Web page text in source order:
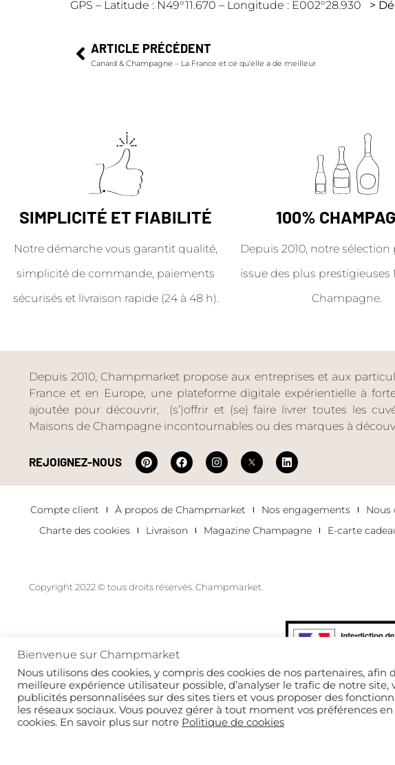
GPS – Latitude : N49°11.670 – Longitude : E002°28.930 >
ARTICLE PRÉCÉDENT
Canard & Champagne – La France et ce qu’elle a de meilleur
SIMPLICITÉ ET FIABILITÉ
Notre démarche vous garantit qualité,
simplicité de commande, paiements
sécurisés et livraison rapide (24 à 48 h).
100%
Depuis 2010, notre
issue des plus prestigieuses
Champagne.
Depuis 2010, Champmarket propose aux entreprises et aux
France et en Europe, une plateforme digitale expérientielle à
ajoutée pour découvrir, (s’)offrir et (se) faire livrer toutes les
Maisons de Champagne incontournables ou des marques à
REJOIGNEZ-NOUS
Compte client À propos de Champmarket Nos engagements Nous
Charte des cookies
Livraison Magazine Champagne E-carte
Copyright 2022 © tous droits réservés. Champmarket.
L’ABUS D’ALCOOL ESTThis site is protected by
Bienvenue sur Champmarket
Nous utilisons des cookies, y compris des cookies de nos partenaires, afin
meilleure expérience utilisateur possible, d’analyser le trafic de notre site,
publicités personnalisées sur des sites tiers et vous proposer des
les réseaux sociaux. Vous pouvez gérer à tout moment vos préférences
cookies. En savoir plus sur notre Politique de cookies